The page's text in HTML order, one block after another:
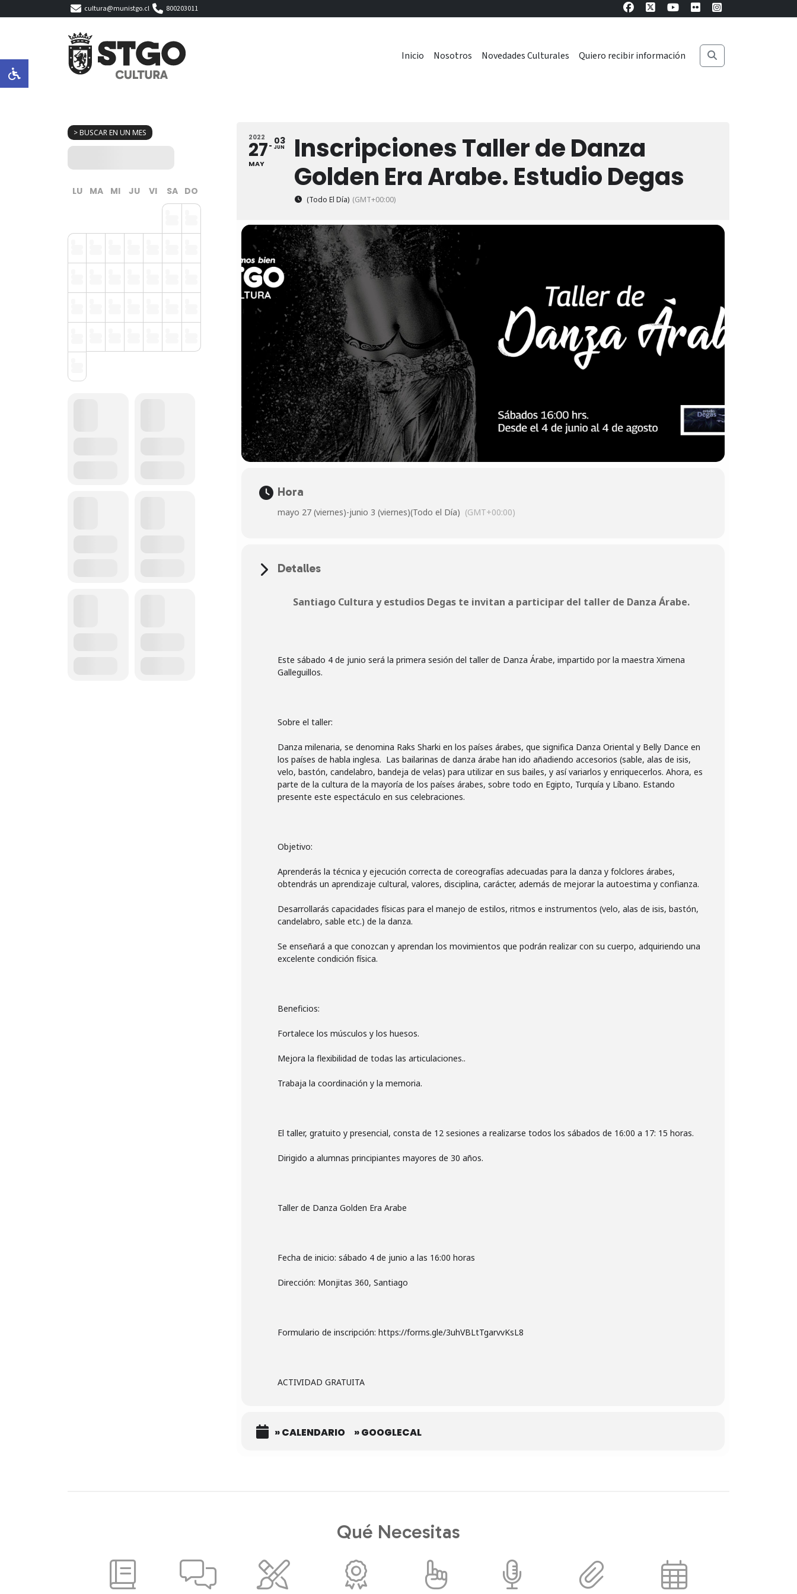
cultura@munistgo.cl 800203011
Inicio Nosotros Novedades Culturales Quiero recibir información
> BUSCAR EN UN MES
LU MA MI JU VI SA DO
2022
27
MAY
03
JUN
Inscripciones Taller de Danza
Golden Era Arabe. Estudio Degas
(Todo El Día) (GMT+00:00)
Hora
mayo 27 (viernes)-junio 3 (viernes)(Todo el Día) (GMT+00:00)
Detalles
Santiago Cultura y estudios Degas te invitan a participar del taller de Danza Árabe.
Este sábado 4 de junio será la primera sesión del taller de Danza Árabe, impartido por la maestra Ximena
Galleguillos.
Sobre el taller:
Danza milenaria, se denomina Raks Sharki en los países árabes, que significa Danza Oriental y Belly Dance en
los países de habla inglesa. Las bailarinas de danza árabe han ido añadiendo accesorios (sable, alas de isis,
velo, bastón, candelabro, bandeja de velas) para utilizar en sus bailes, y así variarlos y enriquecerlos. Ahora, es
parte de la cultura de la mayoría de los países árabes, sobre todo en Egipto, Turquía y Líbano. Estando
presente este espectáculo en sus celebraciones.
Objetivo:
Aprenderás la técnica y ejecución correcta de coreografías adecuadas para la danza y folclores árabes,
obtendrás un aprendizaje cultural, valores, disciplina, carácter, además de mejorar la autoestima y confianza.
Desarrollarás capacidades físicas para el manejo de estilos, ritmos e instrumentos (velo, alas de isis, bastón,
candelabro, sable etc.) de la danza.
Se enseñará a que conozcan y aprendan los movimientos que podrán realizar con su cuerpo, adquiriendo una
excelente condición física.
Beneficios:
Fortalece los músculos y los huesos.
Mejora la flexibilidad de todas las articulaciones..
Trabaja la coordinación y la memoria.
El taller, gratuito y presencial, consta de 12 sesiones a realizarse todos los sábados de 16:00 a 17: 15 horas.
Dirigido a alumnas principiantes mayores de 30 años.
Taller de Danza Golden Era Arabe
Fecha de inicio: sábado 4 de junio a las 16:00 horas
Dirección: Monjitas 360, Santiago
Formulario de inscripción: https://forms.gle/3uhVBLtTgarvvKsL8
ACTIVIDAD GRATUITA
» CALENDARIO » GOOGLECAL
Qué Necesitas